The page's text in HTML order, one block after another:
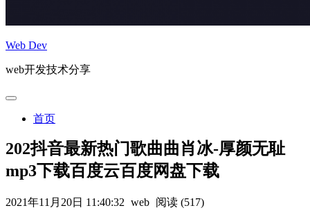
Web Dev
web开发技术分享
首页
202抖音最新热门歌曲曲肖冰-厚颜无耻
mp3下载百度云百度网盘下载
2021年11月20日 11:40:32 web 阅读 (517)